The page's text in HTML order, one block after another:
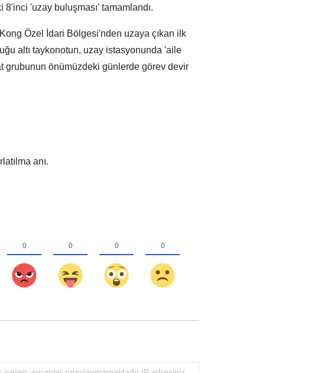
'uzay buluşması' tamamlandı.
Özel İdari Bölgesi'nden uzaya çıkan ilk
altı taykonotun, uzay istasyonunda 'aile
grubunun önümüzdeki günlerde görev devir
anı.